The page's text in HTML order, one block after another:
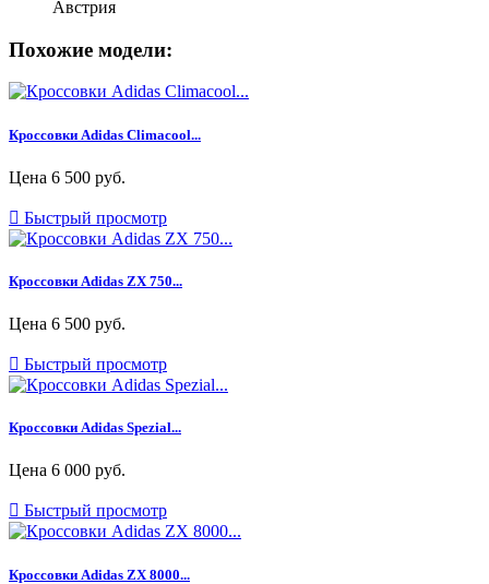
Австрия
Похожие модели:
Кроссовки Adidas Climacool...
Цена 6 500 руб.
 Быстрый просмотр
Кроссовки Adidas ZX 750...
Цена 6 500 руб.
 Быстрый просмотр
Кроссовки Adidas Spezial...
Цена 6 000 руб.
 Быстрый просмотр
Кроссовки Adidas ZX 8000...